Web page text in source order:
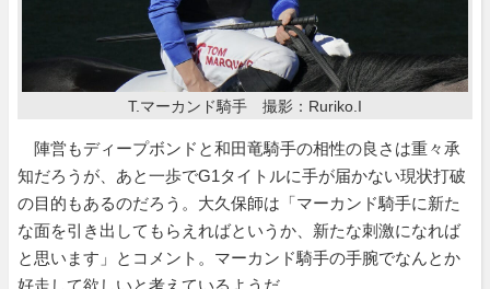
T.マーカンド騎手 撮影：Ruriko.I
陣営もディープボンドと和田竜騎手の相性の良さは重々承
知だろうが、あと一歩でG1タイトルに手が届かない現状打破
の目的もあるのだろう。大久保師は「マーカンド騎手に新た
な面を引き出してもらえればというか、新たな刺激になれば
と思います」とコメント。マーカンド騎手の手腕でなんとか